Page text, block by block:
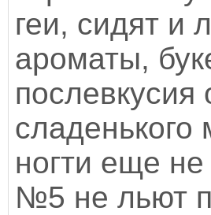
геи, сидят и
ароматы,
сладенького
ногти еще
№5 не льют